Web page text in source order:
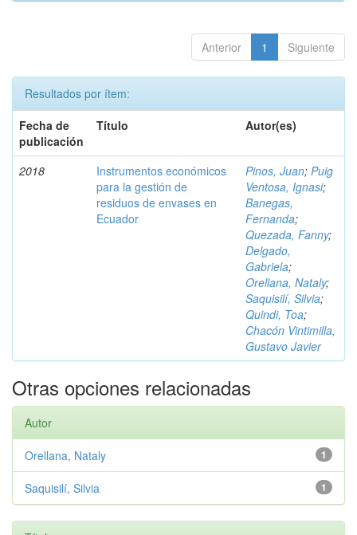
Anterior 1 Siguiente
Resultados por ítem:
Fecha de
publicación
Título Autor(es)
2018
Instrumentos económicos
para la gestión de
residuos de envases en
Ecuador
Pinos, Juan; Puig
Ventosa, Ignasi;
Banegas,
Fernanda;
Quezada, Fanny;
Delgado,
Gabriela;
Orellana, Nataly;
Saquisilí, Silvia;
Quindi, Toa;
Chacón Vintimilla,
Gustavo Javier
Otras opciones relacionadas
Autor
1
Orellana, Nataly
1
Saquisilí, Silvia